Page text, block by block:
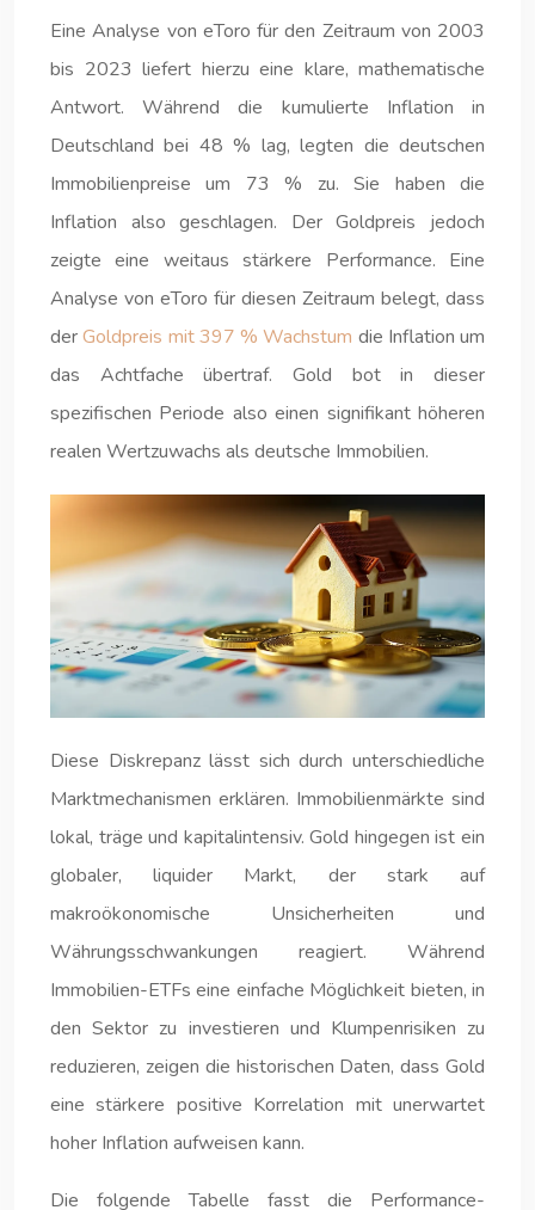
Eine Analyse von eToro für den Zeitraum von 2003
bis 2023 liefert hierzu eine klare, mathematische
Antwort. Während die kumulierte Inflation in
Deutschland bei 48 % lag, legten die deutschen
Immobilienpreise um 73 % zu. Sie haben die
Inflation also geschlagen. Der Goldpreis jedoch
zeigte eine weitaus stärkere Performance. Eine
Analyse von eToro für diesen Zeitraum belegt, dass
derGoldpreis mit 397 % Wachstum die Inflation um
das Achtfache übertraf. Gold bot in dieser
spezifischen Periode also einen signifikant höheren
realen Wertzuwachs als deutsche Immobilien.
Diese Diskrepanz lässt sich durch unterschiedliche
Marktmechanismen erklären. Immobilienmärkte sind
lokal, träge und kapitalintensiv. Gold hingegen ist ein
globaler, liquider Markt, der stark auf
makroökonomische Unsicherheiten und
Währungsschwankungen reagiert. Während
Immobilien-ETFs eine einfache Möglichkeit bieten, in
den Sektor zu investieren und Klumpenrisiken zu
reduzieren, zeigen die historischen Daten, dass Gold
eine stärkere positive Korrelation mit unerwartet
hoher Inflation aufweisen kann.
Die folgende Tabelle fasst die Performance-